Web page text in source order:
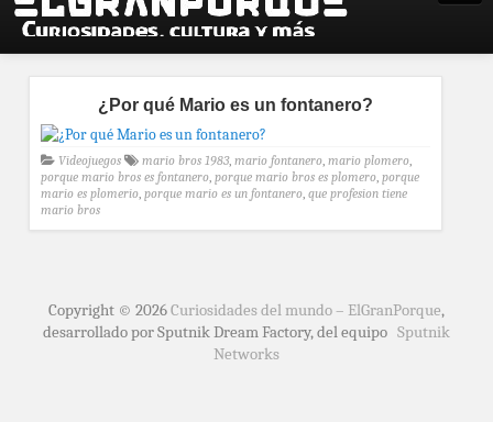
¿Por qué Mario es un fontanero?
Videojuegos mario bros 1983, mario fontanero, mario plomero,
porque mario bros es fontanero, porque mario bros es plomero, porque
mario es plomerio, porque mario es un fontanero, que profesion tiene
mario bros
Copyright © 2026Curiosidades del mundo – ElGranPorque,
desarrollado por Sputnik Dream Factory, del equipo Sputnik
Networks